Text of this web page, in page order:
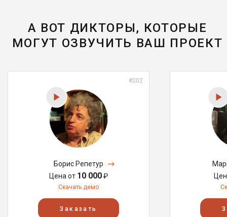
А ВОТ ДИКТОРЫ, КОТОРЫЕ
МОГУТ ОЗВУЧИТЬ ВАШ ПРОЕКТ
#202
Борис Репетур
Цена от 10 000₽
Скачать демо
Заказать